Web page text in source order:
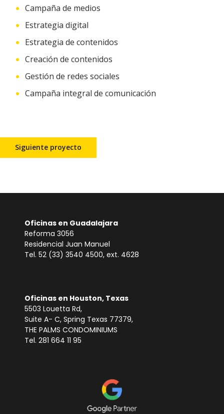
Campaña de medios
Estrategia digital
Estrategia de contenidos
Creación de contenidos
Gestión de redes sociales
Campaña integral de comunicación
Siguiente proyecto
Oficinas en Guadalajara
Reforma 3056
Residencial Juan Manuel
Tel. 52 (33) 3540 4500, ext. 4628
Oficinas en Houston, Texas
5503 Louetta Rd,
Suite A- C, Spring Texas 77379,
THE PALMS CONDOMINIUMS
Tel. 281 664 11 95